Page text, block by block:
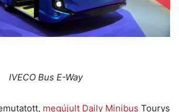
IVECO Bus E-Way
megújult Daily Minibus Tourys